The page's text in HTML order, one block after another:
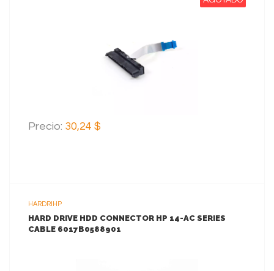
Precio: 30,24 $
HARDRIHP
HARD DRIVE HDD CONNECTOR HP 14-AC SERIES
CABLE 6017B0588901